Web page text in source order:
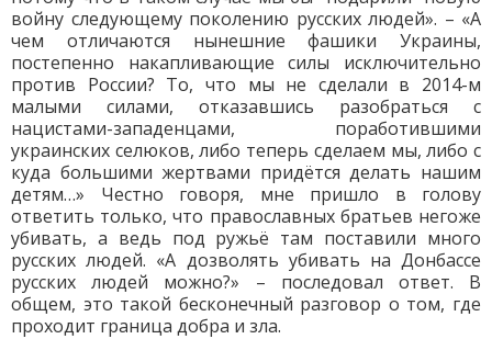
войну следующему поколению русских людей». – «А
чем отличаются нынешние фашики Украины,
постепенно накапливающие силы исключительно
против России? То, что мы не сделали в 2014-м
малыми силами, отказавшись разобраться с
нацистами-западенцами, поработившими
украинских селюков, либо теперь сделаем мы, либо с
куда большими жертвами придётся делать нашим
детям…» Честно говоря, мне пришло в голову
ответить только, что православных братьев негоже
убивать, а ведь под ружьё там поставили много
русских людей. «А дозволять убивать на Донбассе
русских людей можно?» – последовал ответ. В
общем, это такой бесконечный разговор о том, где
проходит граница добра и зла.